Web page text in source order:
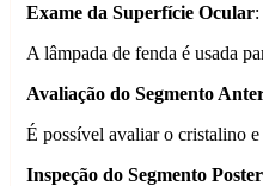
Exame da Superfície Ocular:
A lâmpada de fenda é usada
Avaliação do Segmento
É possível avaliar o cristalino e
Inspeção do Segmento